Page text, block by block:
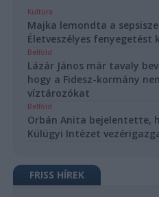
Kultúra
Majka lemondta a
Életveszélyes fenyegetést
Belföld
Lázár János már tavaly
hogy a Fidesz-kormány
víztározókat
Belföld
Orbán Anita bejelentette,
Külügyi Intézet
FRISS HÍREK